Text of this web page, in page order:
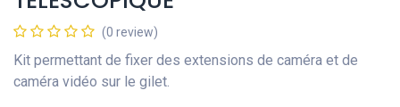
(0 review)
Kit permettant de fixer des extensions de caméra et de
caméra vidéo sur le gilet.